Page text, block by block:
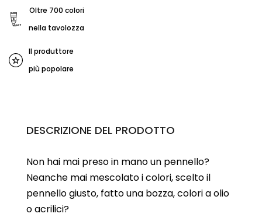
Oltre 700 colori
nella tavolozza
Il produttore
più popolare
DESCRIZIONE DEL PRODOTTO
Non hai mai preso in mano un pennello?
Neanche mai mescolato i colori, scelto il
pennello giusto, fatto una bozza, colori a olio
o acrilici?